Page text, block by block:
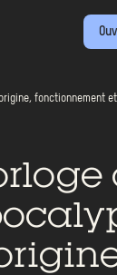
origine, fonctionnement